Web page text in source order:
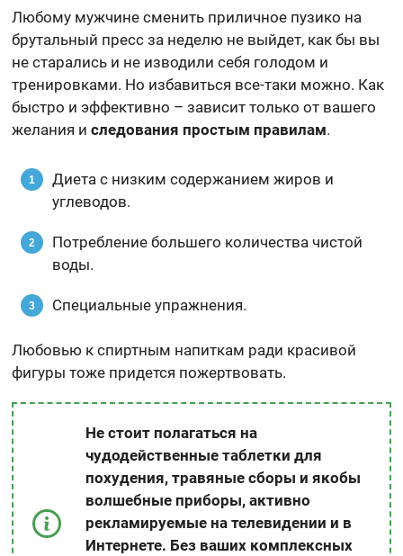
Любому мужчине сменить приличное пузико на
брутальный пресс за неделю не выйдет, как бы вы
не старались и не изводили себя голодом и
тренировками. Но избавиться все-таки можно. Как
быстро и эффективно – зависит только от вашего
желания иследования простым правилам.
Диета с низким содержанием жиров и
углеводов.
Потребление большего количества чистой
воды.
Специальные упражнения.
Любовью к спиртным напиткам ради красивой
фигуры тоже придется пожертвовать.
Не стоит полагаться на
чудодейственные таблетки для
похудения, травяные сборы и якобы
волшебные приборы, активно
рекламируемые на телевидении и в
Интернете. Без ваших комплексных